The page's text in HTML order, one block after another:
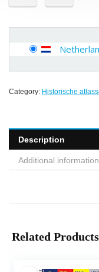
Category: Historische
Description
Additional information
Related Products